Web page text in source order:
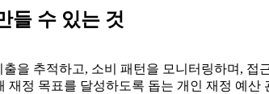
들 수 있는 것
을 추적하고, 소비 패턴을 모니터링하며, 접
재정 목표를 달성하도록 돕는 개인 재정 예산